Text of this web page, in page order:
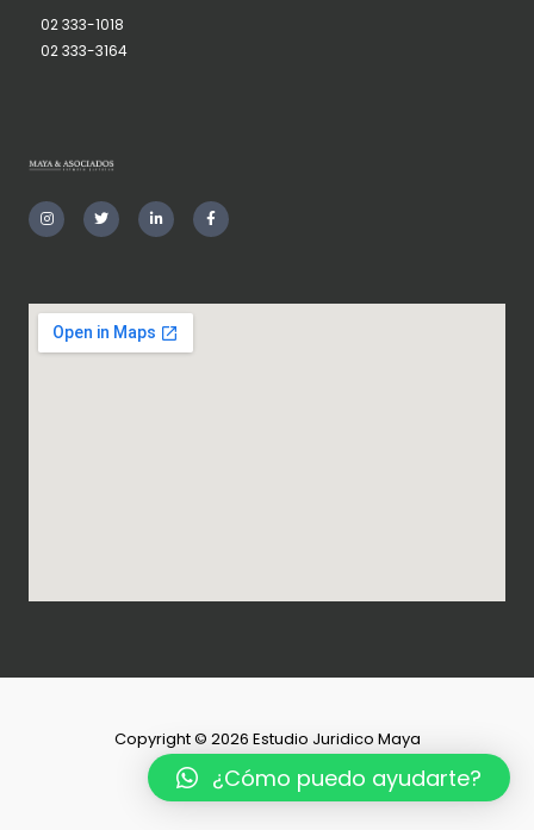
02 333-1018
02 333-3164
Copyright © 2026 Estudio Juridico Maya
Powered by Novasolutions
¿Cómo puedo ayudarte?